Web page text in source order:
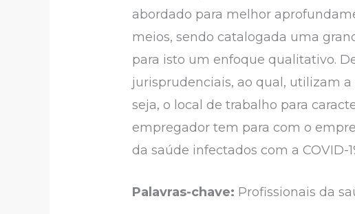
abordado para melhor
meios, sendo catalogada uma
para isto um enfoque qualitativo.
jurisprudenciais, ao qual, utilizam
seja, o local de trabalho para
empregador tem para com o
da saúde infectados com a COVID-
Palavras-chave: Profissionais da